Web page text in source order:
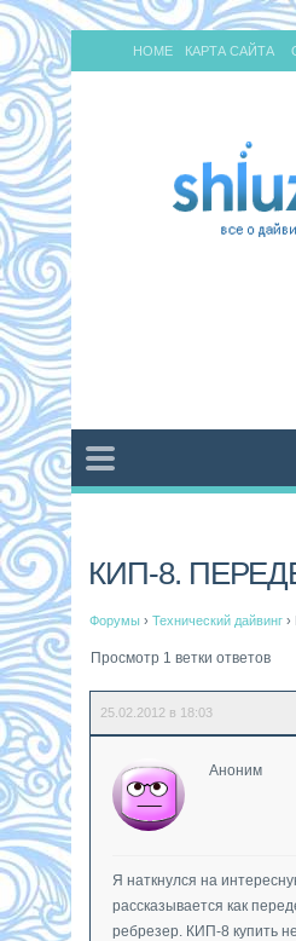
HOME КАРТА САЙТА
КИП-8.
Форумы › Технический дайвинг ›
Просмотр 1 ветки ответов
25.02.2012 в 18:03
Аноним
Я наткнулся на
рассказывается как
ребрезер. КИП-8 купить